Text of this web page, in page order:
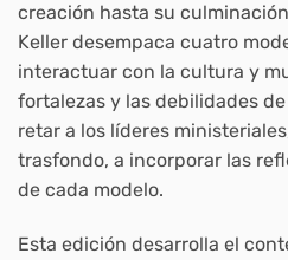
creación hasta su
Keller desempaca cuatro
interactuar con la cultura y
fortalezas y las debilidades
retar a los líderes
trasfondo, a incorporar las
de cada modelo.
Esta edición desarrolla el